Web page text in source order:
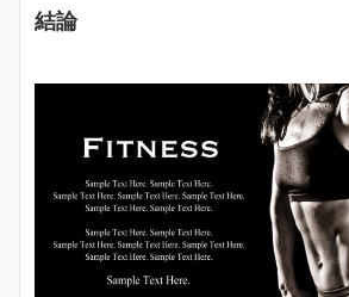
結論